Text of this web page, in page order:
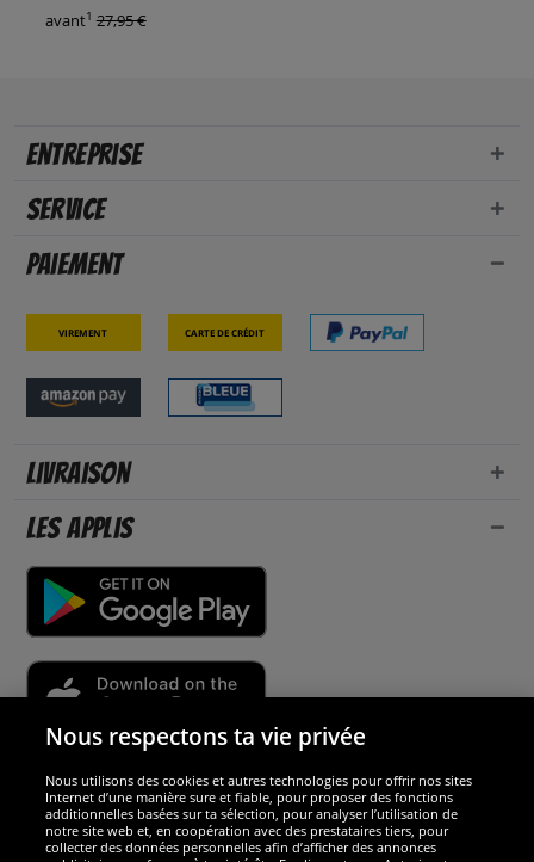
avant1 27,95 €
Entreprise
Service
Paiement
Virement Carte de crédit
Livraison
Les applis
Sécurité
Nous sommes excellents
Nous respectons ta vie privée
Nous utilisons des cookies et autres technologies pour offrir nos sites
Internet d’une manière sure et fiable, pour proposer des fonctions
additionnelles basées sur ta sélection, pour analyser l’utilisation de
notre site web et, en coopération avec des prestataires tiers, pour
collecter des données personnelles afin d’afficher des annonces